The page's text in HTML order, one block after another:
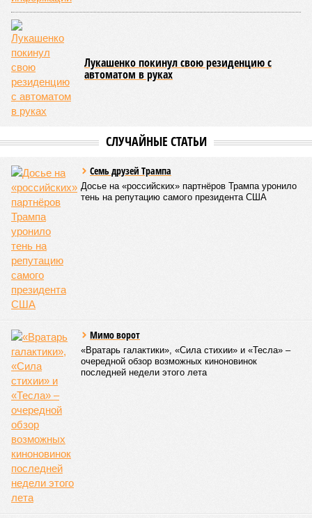
Лукашенко покинул свою резиденцию с
автоматом в руках
СЛУЧАЙНЫЕ СТАТЬИ
Семь друзей Трампа
Досье на «российских» партнёров Трампа уронило
тень на репутацию самого президента США
Мимо ворот
«Вратарь галактики», «Сила стихии» и «Тесла» –
очередной обзор возможных киноновинок
последней недели этого лета